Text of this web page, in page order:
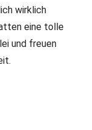
wirklich
eine tolle
und freuen